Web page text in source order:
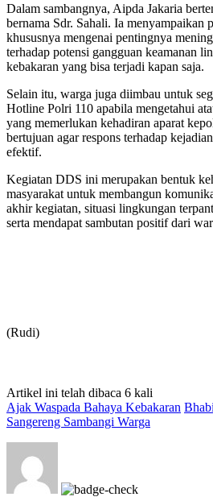
Dalam sambangnya, Aipda Jakaria
bernama Sdr. Sahali. Ia menyampaikan
khususnya mengenai pentingnya
terhadap potensi gangguan keamanan
kebakaran yang bisa terjadi kapan saja.
Selain itu, warga juga diimbau untuk
Hotline Polri 110 apabila mengetahui
yang memerlukan kehadiran aparat
bertujuan agar respons terhadap
efektif.
Kegiatan DDS ini merupakan bentuk
masyarakat untuk membangun
akhir kegiatan, situasi lingkungan
serta mendapat sambutan positif dari
(Rudi)
Artikel ini telah dibaca 6 kali
Ajak Waspada Bahaya Kebakaran
Sangereng Sambangi Warga